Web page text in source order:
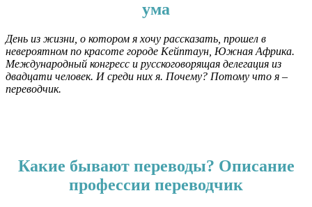
ума
День из жизни, о котором я хочу рассказать, прошел в
невероятном по красоте городе Кейптаун, Южная Африка.
Международный конгресс и русскоговорящая делегация из
двадцати человек. И среди них я. Почему? Потому что я –
переводчик.
Какие бывают переводы? Описание
профессии переводчик